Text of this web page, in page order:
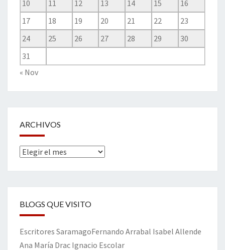
10
11 12 13 14 15
16
17
18 19 20 21 22
23
24
25 26 27 28 29
30
31
« Nov
ARCHIVOS
Archivos
BLOGS QUE VISITO
Escritores SaramagoFernando Arrabal Isabel Allende
Ana María Drac Ignacio Escolar